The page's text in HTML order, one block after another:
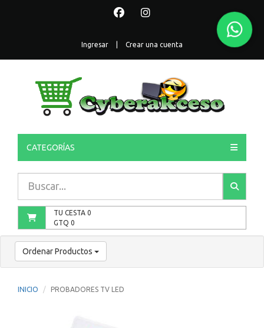
Ingresar Crear una cuenta
CATEGORÍAS
TU CESTA 0
GTQ 0
Ordenar Productos
INICIO PROBADORES TV LED